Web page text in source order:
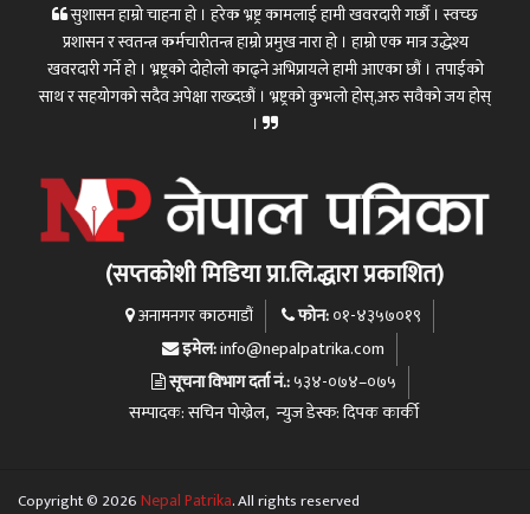
सुशासन हाम्रो चाहना हो । हरेक भ्रष्ट्र कामलाई हामी खवरदारी गर्छौ । स्वच्छ
प्रशासन र स्वतन्त्र कर्मचारीतन्त्र हाम्रो प्रमुख नारा हो । हाम्रो एक मात्र उद्धेश्य
खवरदारी गर्ने हो । भ्रष्ट्रको दोहोलो काढ्ने अभिप्रायले हामी आएका छौं । तपाईको
साथ र सहयोगको सदैव अपेक्षा राख्दछौं । भ्रष्ट्रको कुभलो होस्,अरु सवैको जय होस्
।
(सप्तकोशी मिडिया प्रा.लि.द्धारा प्रकाशित)
अनामनगर काठमाडौं फोन:०१-४३५७०१९
इमेल:info@nepalpatrika.com
सूचना विभाग दर्ता नं.:५३४-०७४–०७५
सम्पादक: सचिन पोख्रेल, न्युज डेस्क: दिपक कार्की
Copyright © 2026Nepal Patrika. All rights reserved